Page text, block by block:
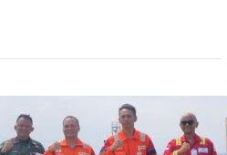
Pengamanan, Danlanal
Anjungan Bekapai